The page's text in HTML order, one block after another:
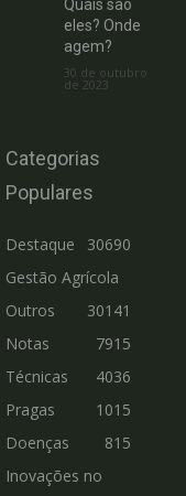
Quais são
eles? Onde
agem?
30 de outubro
de 2023
Categorias
Populares
Destaque
30690
Gestão Agrícola
30141
Outros
7915
Notas
Técnicas
4036
Pragas
1015
Doenças
815
Inovações no